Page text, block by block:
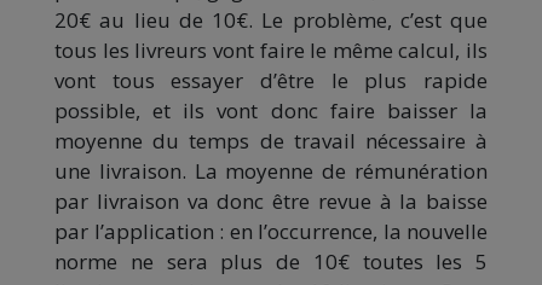
20€ au lieu de 10€. Le problème, c’est que
tous les livreurs vont faire le même calcul, ils
vont tous essayer d’être le plus rapide
possible, et ils vont donc faire baisser la
moyenne du temps de travail nécessaire à
une livraison. La moyenne de rémunération
par livraison va donc être revue à la baisse
par l’application : en l’occurrence, la nouvelle
norme ne sera plus de 10€ toutes les 5